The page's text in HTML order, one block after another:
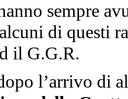
sempre
di questi
il G.G.R.
l’arrivo di